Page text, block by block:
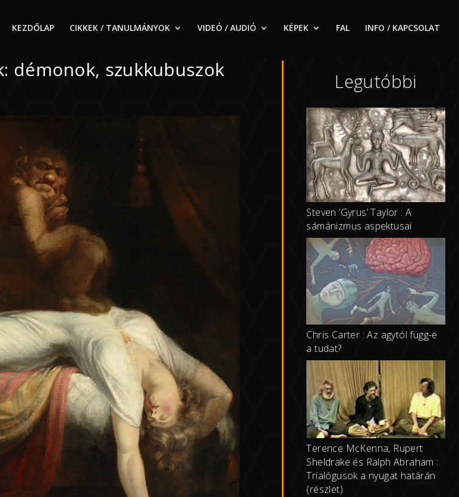
KEZDŐLAP CIKKEK / TANULMÁNYOK VIDEÓ / AUDIÓ KÉPEK FAL INFO / KAPCSOLAT
démonok, szukkubuszok Legutóbbi
Steven ‘Gyrus’ Taylor : A
sámánizmus aspektusai
Chris Carter : Az agytól függ-e
a tudat?
Terence McKenna, Rupert
Sheldrake és Ralph Abraham :
Trialógusok a nyugat határán
(részlet)